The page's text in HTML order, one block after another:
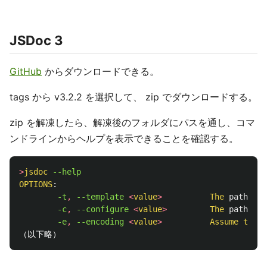
JSDoc 3
GitHub からダウンロードできる。
tags から v3.2.2 を選択して、 zip でダウンロードする。
zip を解凍したら、解凍後のフォルダにパスを通し、コマ
ンドラインからヘルプを表示できることを確認する。
>jsdoc
OPTIONS:
-t , --template <value> The path
        -c
, --configure <value> The path
-e, --encoding <value> Assume this